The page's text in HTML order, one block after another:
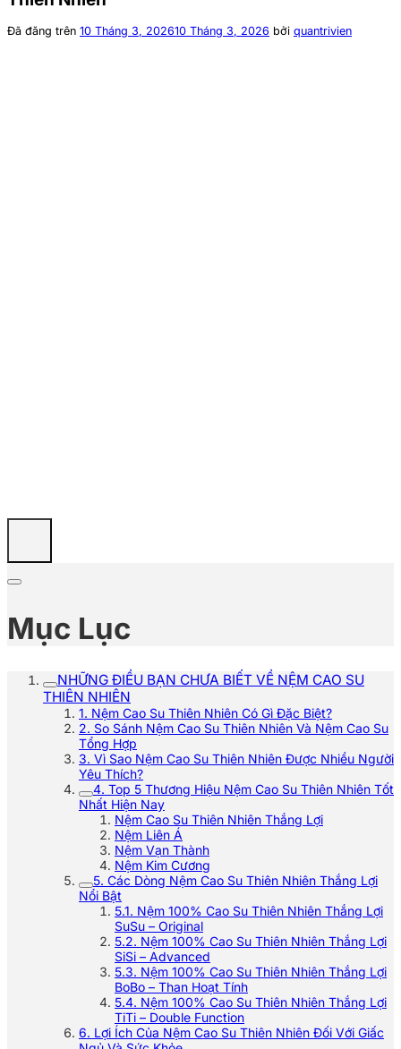
Đã đăng trên 10 Tháng 3, 202610 Tháng 3, 2026 bởi quantrivien
Mục Lục
NHỮNG ĐIỀU BẠN CHƯA BIẾT VỀ NỆM CAO SU
THIÊN NHIÊN
1. Nệm Cao Su Thiên Nhiên Có Gì Đặc Biệt?
2. So Sánh Nệm Cao Su Thiên Nhiên Và Nệm Cao Su
Tổng Hợp
3. Vì Sao Nệm Cao Su Thiên Nhiên Được Nhiều Người
Yêu Thích?
4. Top 5 Thương Hiệu Nệm Cao Su Thiên Nhiên Tốt
Nhất Hiện Nay
Nệm Cao Su Thiên Nhiên Thắng Lợi
Nệm Liên Á
Nệm Vạn Thành
Nệm Kim Cương
5. Các Dòng Nệm Cao Su Thiên Nhiên Thắng Lợi
Nổi Bật
5.1. Nệm 100% Cao Su Thiên Nhiên Thắng Lợi
SuSu – Original
5.2. Nệm 100% Cao Su Thiên Nhiên Thắng Lợi
SiSi – Advanced
5.3. Nệm 100% Cao Su Thiên Nhiên Thắng Lợi
BoBo – Than Hoạt Tính
5.4. Nệm 100% Cao Su Thiên Nhiên Thắng Lợi
TiTi – Double Function
6. Lợi Ích Của Nệm Cao Su Thiên Nhiên Đối Với Giấc